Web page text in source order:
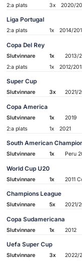
2:a plats
3x 2020/
Liga Portugal
2:a plats 1x 2014/
Copa Del Rey
Slutvinnare 1x
2013/
2:a plats
1x 2012/
Super Cup
Slutvinnare 3x 2021/
Copa America
Slutvinnare 1x
2019
2:a plats
1x 2021
South American
Slutvinnare 1x Peru
World Cup U20
Slutvinnare 1x 2011
Champions League
Slutvinnare 5x 2021/
Copa Sudamericana
Slutvinnare 1x 2012
Uefa Super Cup
Slutvinnare 3x
2022/